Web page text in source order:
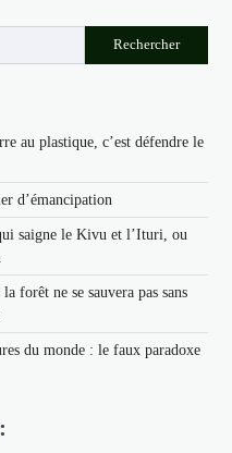
Rechercher
au plastique, c’est défendre le
d’émancipation
saigne le Kivu et l’Ituri, ou
forêt ne se sauvera pas sans
du monde : le faux paradoxe